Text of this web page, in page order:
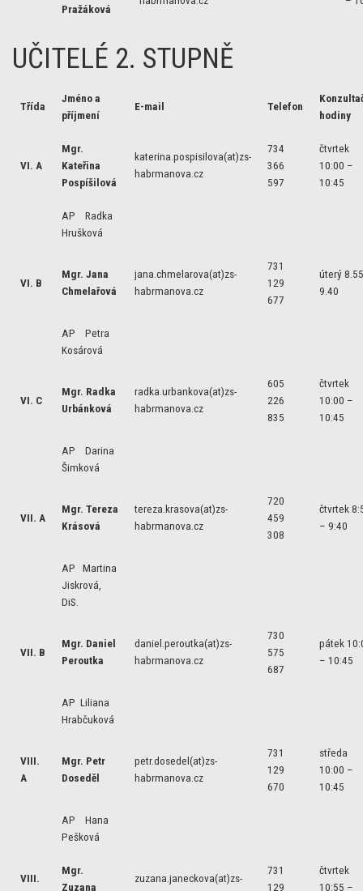
Pražáková
UČITELÉ 2. STUPNĚ
Třída
Jméno a
příjmení
E-mail Telefon
hodiny
VI. A
Mgr.
Kateřina
Pospíšilová
katerina.pospisilova(at)zs-
habrmanova.cz
734
366
597
čtvrtek
10:00 –
10:45
AP Radka
Hrušková
VI. B
Mgr. Jana
Chmelařová
jana.chmelarova(at)zs-
habrmanova.cz
731
129
677
úterý
9.40
AP Petra
Kosárová
VI. C
Mgr. Radka
Urbánková
radka.urbankova(at)zs-
habrmanova.cz
605
226
835
čtvrtek
10:00 –
10:45
AP Darina
Šimková
VII. A
Mgr. Tereza
Krásová
tereza.krasova(at)zs-
habrmanova.cz
720
459
308
čtvrtek
– 9:40
AP Martina
Jiskrová,
DiS.
VII. B
Mgr. Daniel
Peroutka
daniel.peroutka(at)zs-
habrmanova.cz
730
575
687
pátek
– 10:45
AP Liliana
Hrabčuková
VIII.
A
Mgr. Petr
Doseděl
petr.dosedel(at)zs-
habrmanova.cz
731
129
670
středa
10:00 –
10:45
AP Hana
Pešková
VIII.
Mgr.
Zuzana
zuzana.janeckova(at)zs-
731
129
čtvrtek
10:55 –